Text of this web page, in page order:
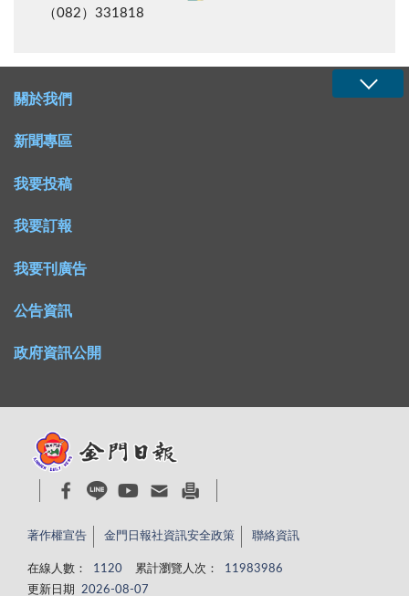
（082）331818
關於我們
新聞專區
我要投稿
我要訂報
我要刊廣告
公告資訊
政府資訊公開
著作權宣告 金門日報社資訊安全政策 聯絡資訊
在線人數： 1120 累計瀏覽人次：
11983986
更新日期
2026-08-07